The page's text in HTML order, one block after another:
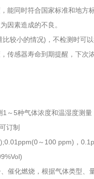
能同时符合国家标准和地方标
因素造成的不良。
较小的情况)，不检测时可以
传感器寿命到期提醒，下次
～5种气体浓度和温湿度测
订制
～100 ppm)，
催化燃烧，根据气体类型、